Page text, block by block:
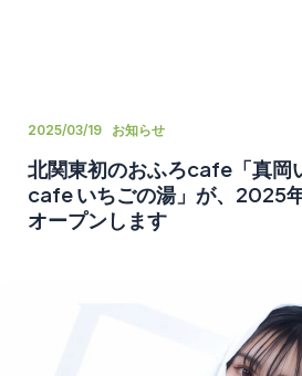
2025/03/19 お知らせ
北関東初のおふろcafe「真岡
cafe いちごの湯」が、2025
オープンします